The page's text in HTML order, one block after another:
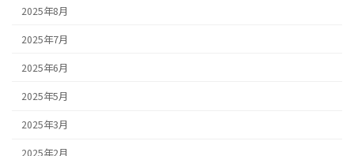
2025年8月
2025年7月
2025年6月
2025年5月
2025年3月
2025年2月